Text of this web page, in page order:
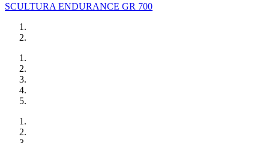
SCULTURA ENDURANCE GR 700